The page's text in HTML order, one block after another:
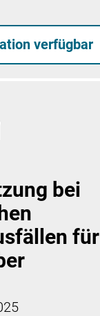
verfügbar
bei
für